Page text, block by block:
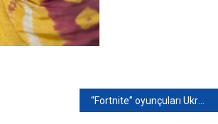
“Fortnite” oyunçuları Ukraynaya humanitar yardım üçün bir sutkada 36 milyon dollar topladılar